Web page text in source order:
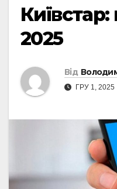
2025
Від
ГРУ 1, 2025